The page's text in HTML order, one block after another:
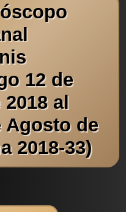
12 de
al
Agosto de
2018-33)